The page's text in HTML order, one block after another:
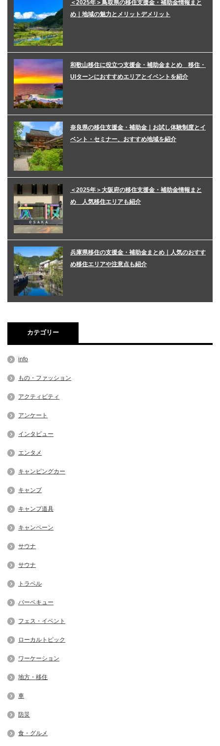
＜2025年＞鳥取県の移住支援金・補助金情報まと
め｜地域の魅力とメリットデメリット
和歌山移住に役立つ支援金・補助金まとめ 移住・
UIターンにおすすめエリアとイベントを紹介
奈良県の移住支援金・補助金｜お試し体験制度とイ
ベント・セミナー、おすすめ地域を紹介
＜2025年＞大阪府の移住支援金・補助金情報まと
め 人気移住エリアも紹介
兵庫県移住の支援金・補助金まとめ｜人気のおすす
め移住エリアや注意点も紹介
カテゴリー
info
もの・ファッション
アクティビティ
アンケート
インタビュー
エンタメ
キャンピングカー
キャンプ
キャンプ道具
キャンペーン
サウナ
サウナ
トラベル
バーベキュー
フェス・イベント
ローカルトピック
ワーケーション
地方・移住
車
防災
食・グルメ